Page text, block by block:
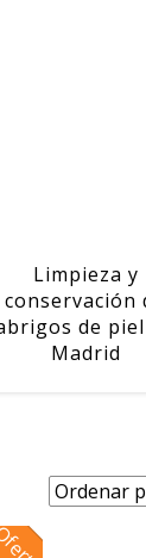
Limpieza y
conservación
de
Madrid